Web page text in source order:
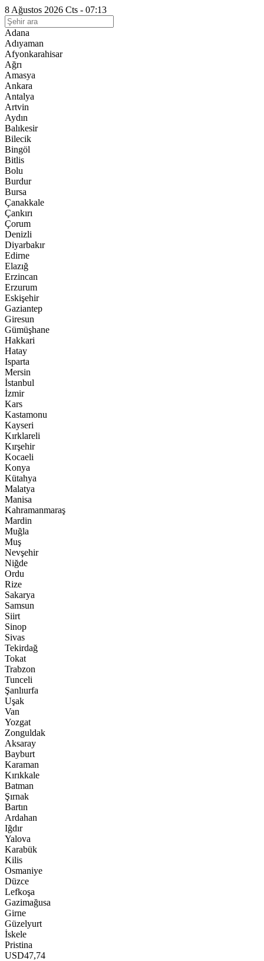
8 Ağustos 2026 Cts - 07:13
Adana
Adıyaman
Afyonkarahisar
Ağrı
Amasya
Ankara
Antalya
Artvin
Aydın
Balıkesir
Bilecik
Bingöl
Bitlis
Bolu
Burdur
Bursa
Çanakkale
Çankırı
Çorum
Denizli
Diyarbakır
Edirne
Elazığ
Erzincan
Erzurum
Eskişehir
Gaziantep
Giresun
Gümüşhane
Hakkari
Hatay
Isparta
Mersin
İstanbul
İzmir
Kars
Kastamonu
Kayseri
Kırklareli
Kırşehir
Kocaeli
Konya
Kütahya
Malatya
Manisa
Kahramanmaraş
Mardin
Muğla
Muş
Nevşehir
Niğde
Ordu
Rize
Sakarya
Samsun
Siirt
Sinop
Sivas
Tekirdağ
Tokat
Trabzon
Tunceli
Şanlıurfa
Uşak
Van
Yozgat
Zonguldak
Aksaray
Bayburt
Karaman
Kırıkkale
Batman
Şırnak
Bartın
Ardahan
Iğdır
Yalova
Karabük
Kilis
Osmaniye
Düzce
Lefkoşa
Gazimağusa
Girne
Güzelyurt
İskele
Pristina
USD47,74